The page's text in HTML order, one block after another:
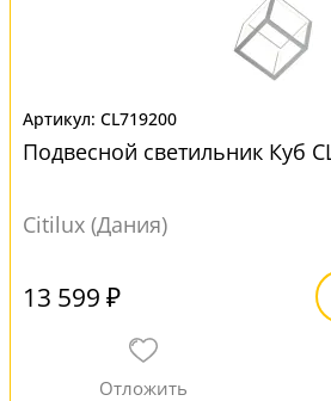
CL719200
Подвесной светильник Куб
Citilux (Дания)
13 599 ₽